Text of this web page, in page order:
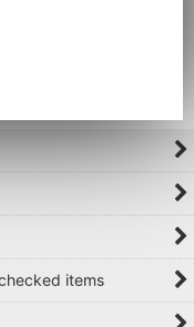
items